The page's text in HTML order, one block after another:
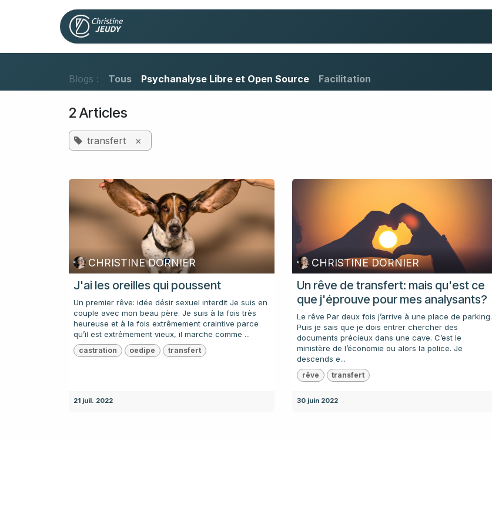
Se rendre au contenu
Blogs : Tous Psychanalyse Libre et Open Source Facilitation
2 Articles
transfert ×
CHRISTINE DORNIER
J'ai les oreilles qui poussent
Un premier rêve: idée désir sexuel interdit Je suis en
couple avec mon beau père. Je suis à la fois très
heureuse et à la fois extrêmement craintive parce
qu’il est extrêmement vieux, il marche comme ...
castration oedipe transfert
21 juil. 2022
CHRISTINE DORNIER
Un rêve de transfert: mais qu'est ce
que j'éprouve pour mes analysants?
Le rêve Par deux fois j’arrive à une place de parking.
Puis je sais que je dois entrer chercher des
documents précieux dans une cave. C’est le
ministère de l’économie ou alors la police. Je
descends e...
rêve transfert
30 juin 2022